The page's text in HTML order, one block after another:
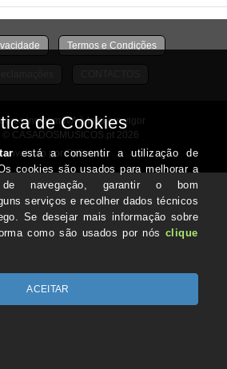
Termos e Condições
incluem IVA à taxa em vigor
© CASADOSMUSICOS.pt 2026
por Optimeios